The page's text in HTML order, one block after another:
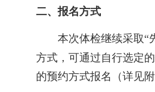
二、报名方式
本次体检继续采取“
方式，可通过自行选定
的预约方式报名（详见